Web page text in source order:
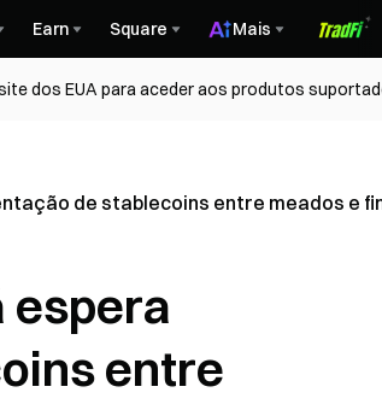
Earn Square Mais
dos EUA para aceder aos produtos
de stablecoins entre meados e
espera
entre